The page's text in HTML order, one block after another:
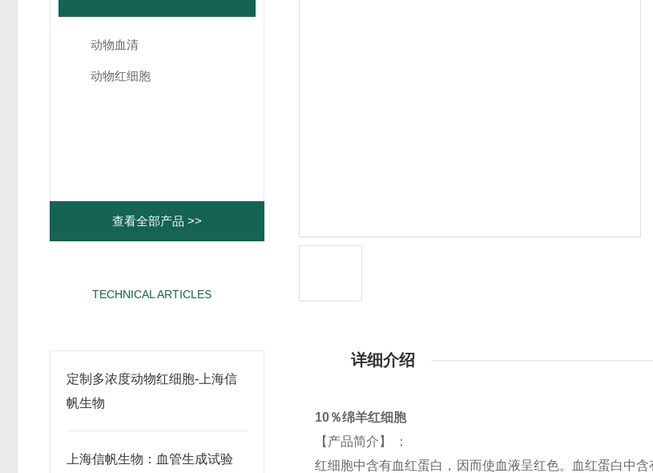
动物血清
动物红细胞
查看全部产品 >>
TECHNICAL ARTICLES
定制多浓度动物红细胞-上海信
帆生物
上海信帆生物：血管生成试验
详细介绍
10％绵羊红细胞
【产品简介】 ：
红细胞中含有血红蛋白，因而使血液呈红色。血红蛋白中